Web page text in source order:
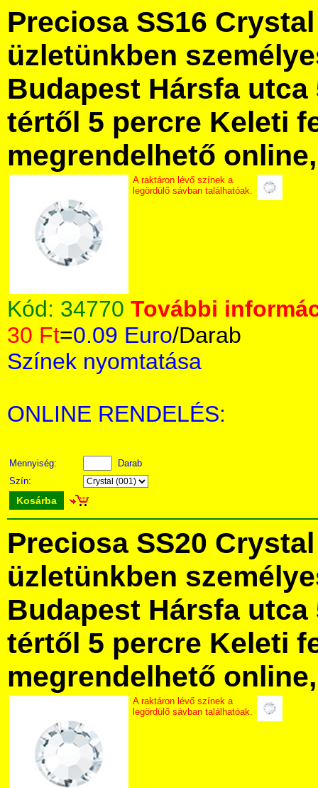
Preciosa SS16
üzletünkben
Budapest Hársfa utca
tértől 5 percre Keleti
megrendelhető
A raktáron lévő színek a
legördülő sávban találhatóak.
Kód: 34770 További
30 Ft=0.09 Euro/Darab
Színek nyomtatása
ONLINE RENDELÉS:
Mennyiség:
Darab
Szín:
Kosárba
Preciosa SS20
üzletünkben
Budapest Hársfa utca
tértől 5 percre Keleti
megrendelhető
A raktáron lévő színek a
legördülő sávban találhatóak.